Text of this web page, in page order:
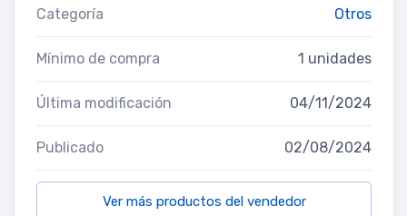
Categoría Otros
Mínimo de compra 1 unidades
Última modificación 04/11/2024
Publicado 02/08/2024
Ver más productos del vendedor